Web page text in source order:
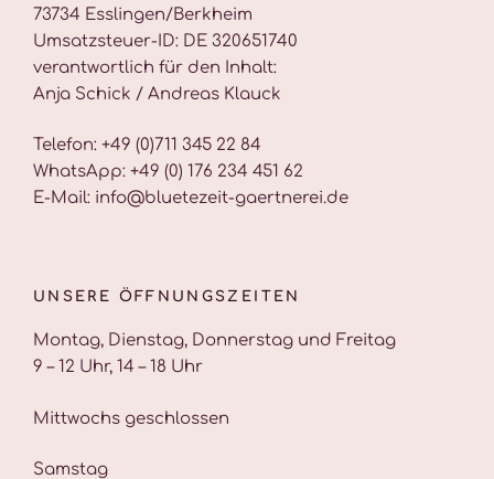
73734 Esslingen/Berkheim
Umsatzsteuer-ID: DE 320651740
verantwortlich für den Inhalt:
Anja Schick / Andreas Klauck
Telefon: +49 (0)711 345 22 84
WhatsApp: +49 (0) 176 234 451 62
E-Mail: info@bluetezeit-gaertnerei.de
UNSERE ÖFFNUNGSZEITEN
Montag, Dienstag, Donnerstag und Freitag
9 – 12 Uhr, 14 – 18 Uhr
Mittwochs geschlossen
Samstag